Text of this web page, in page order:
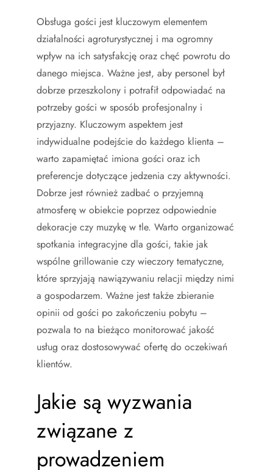
Obsługa gości jest kluczowym elementem
działalności agroturystycznej i ma ogromny
wpływ na ich satysfakcję oraz chęć powrotu do
danego miejsca. Ważne jest, aby personel był
dobrze przeszkolony i potrafił odpowiadać na
potrzeby gości w sposób profesjonalny i
przyjazny. Kluczowym aspektem jest
indywidualne podejście do każdego klienta –
warto zapamiętać imiona gości oraz ich
preferencje dotyczące jedzenia czy aktywności.
Dobrze jest również zadbać o przyjemną
atmosferę w obiekcie poprzez odpowiednie
dekoracje czy muzykę w tle. Warto organizować
spotkania integracyjne dla gości, takie jak
wspólne grillowanie czy wieczory tematyczne,
które sprzyjają nawiązywaniu relacji między nimi
a gospodarzem. Ważne jest także zbieranie
opinii od gości po zakończeniu pobytu –
pozwala to na bieżąco monitorować jakość
usług oraz dostosowywać ofertę do oczekiwań
klientów.
Jakie są wyzwania
związane z
prowadzeniem